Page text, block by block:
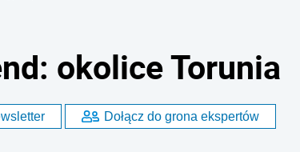
okolice Torunia
Dołącz do grona ekspertów